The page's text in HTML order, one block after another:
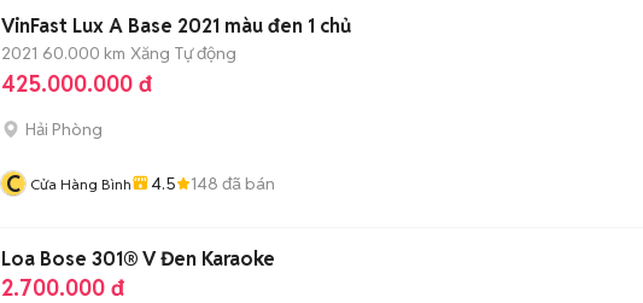
VinFast Lux A Base 2021 màu đen 1 chủ
2021 60.000 km Xăng Tự động
425.000.000 đ
Hải Phòng
C Cửa Hàng Bình 4.5 148 đã bán
Loa Bose 301® V Đen Karaoke
2.700.000 đ